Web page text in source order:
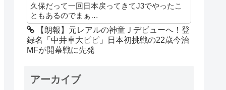
久保だって一回日本戻ってきてJ3でやったこ
ともあるのでまぁ…
【朗報】元レアルの神童Ｊデビューへ！登
録名「中井卓大ピピ」日本初挑戦の22歳今治
MFが開幕戦に先発
アーカイブ